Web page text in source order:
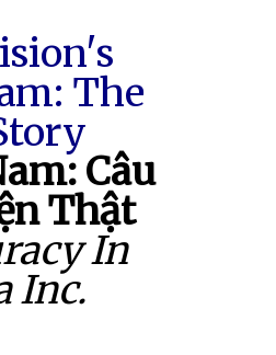
The
Câu
Thật
In
Inc.